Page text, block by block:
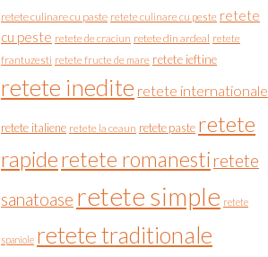
retete culinare cu paste retete culinare cu peste retete
cu peste retete de craciun retete din ardeal retete
frantuzesti retete fructe de mare retete ieftine
retete inedite retete internationale
retete italiene retete la ceaun retete paste retete
rapideretete romanesti retete
sanatoase retete simple retete
spaniole retete traditionale